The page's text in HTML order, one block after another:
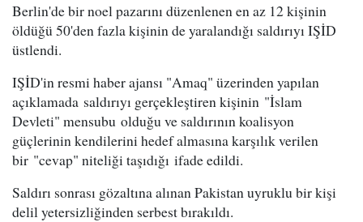
Berlin'de bir noel pazarını düzenlenen en az 12 kişinin
öldüğü 50'den fazla kişinin de yaralandığı saldırıyı IŞİD
üstlendi.
IŞİD'in resmi haber ajansı "Amaq" üzerinden yapılan
açıklamada saldırıyı gerçekleştiren kişinin "İslam
Devleti" mensubu olduğu ve saldırının koalisyon
güçlerinin kendilerini hedef almasına karşılık verilen
bir "cevap" niteliği taşıdığı ifade edildi.
Saldırı sonrası gözaltına alınan Pakistan uyruklu bir kişi
delil yetersizliğinden serbest bırakıldı.